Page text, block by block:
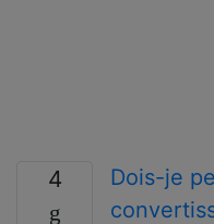
4
Dois-je